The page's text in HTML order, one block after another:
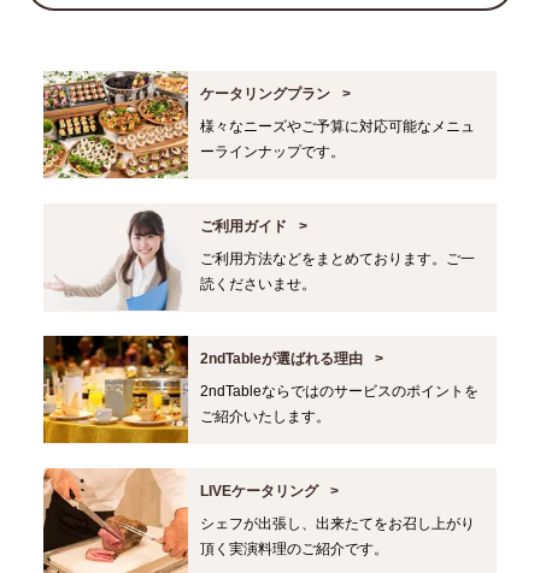
ケータリングプラン
様々なニーズやご予算に対応可能なメニュ
ーラインナップです。
ご利用ガイド
ご利用方法などをまとめております。ご一
読くださいませ。
2ndTableが選ばれる理由
2ndTableならではのサービスのポイントを
ご紹介いたします。
LIVEケータリング
シェフが出張し、出来たてをお召し上がり
頂く実演料理のご紹介です。